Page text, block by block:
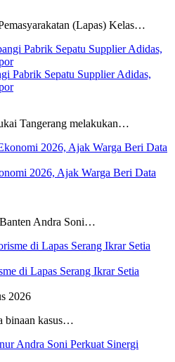
(Lapas) Kelas…
Pabrik Sepatu Supplier Adidas,
Tangerang melakukan…
2026, Ajak Warga Beri Data
Andra Soni…
di Lapas Serang Ikrar Setia
2026
binaan kasus…